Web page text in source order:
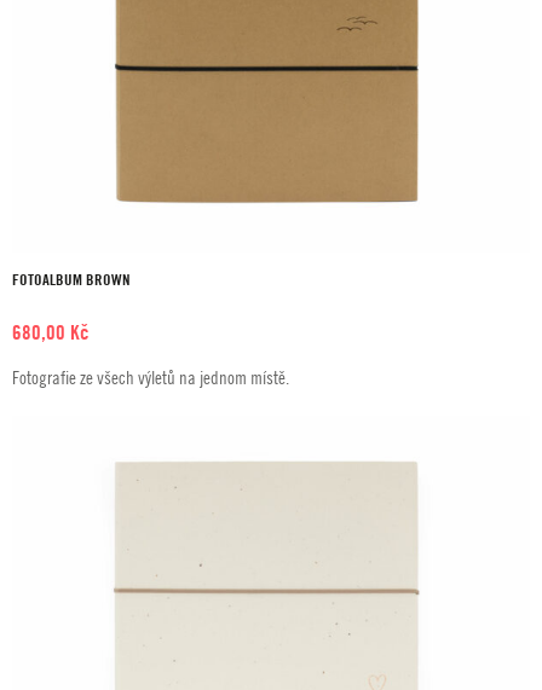
FOTOALBUM BROWN
680,00 Kč
Fotografie ze všech výletů na jednom místě.